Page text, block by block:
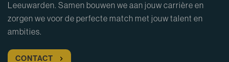
Leeuwarden. Samen bouwen we aan jouw carrière en
zorgen we voor de perfecte match met jouw talent en
ambities.
CONTACT